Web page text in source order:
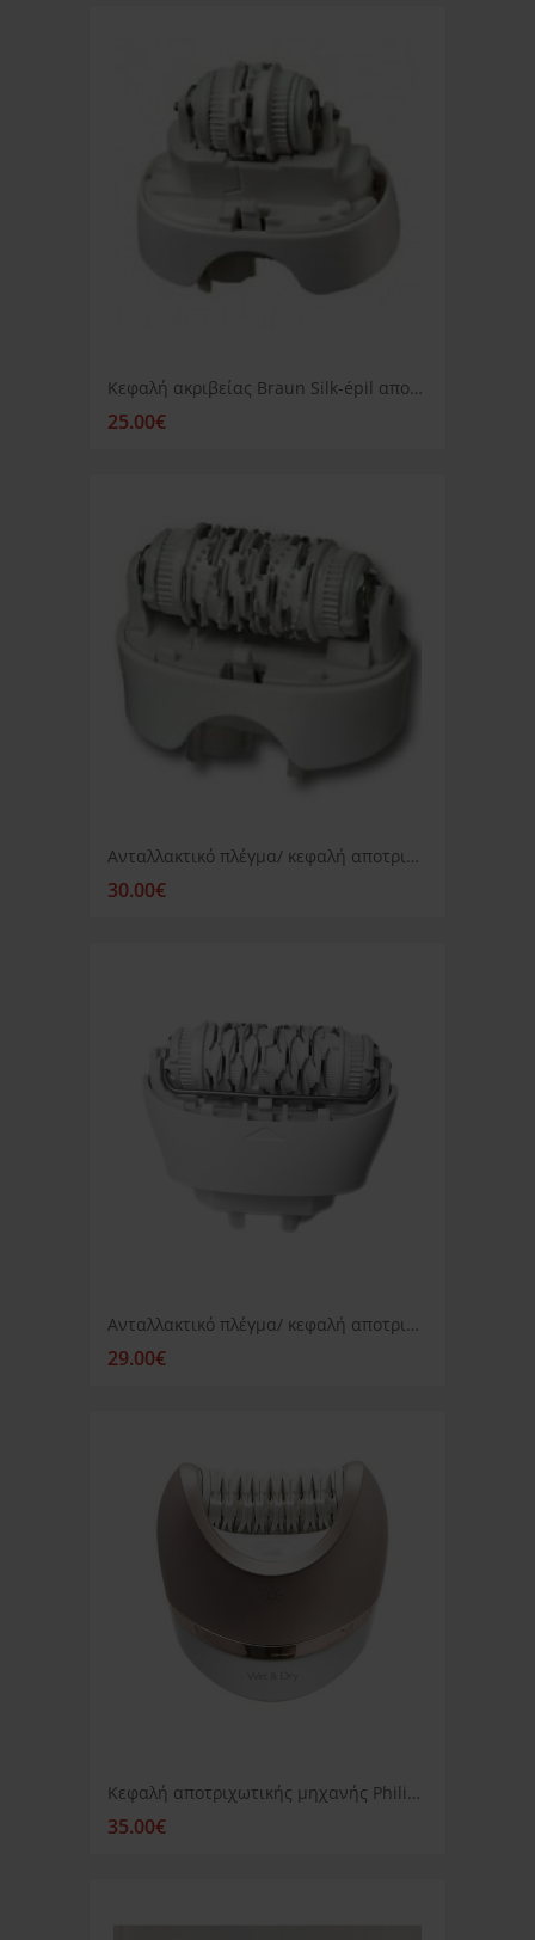
Κεφαλή ακριβείας Braun Silk-épil αποτριχωτικής μηχανής
25.00€
Ανταλλακτικό πλέγμα/ κεφαλή αποτριχωτικής μηχανής Braun Silk epil
30.00€
Ανταλλακτικό πλέγμα/ κεφαλή αποτριχωτικής μηχανής extra wide Braun Silk epil
29.00€
Kεφαλή αποτριχωτικής μηχανής Philips Satinelle Prestige
35.00€